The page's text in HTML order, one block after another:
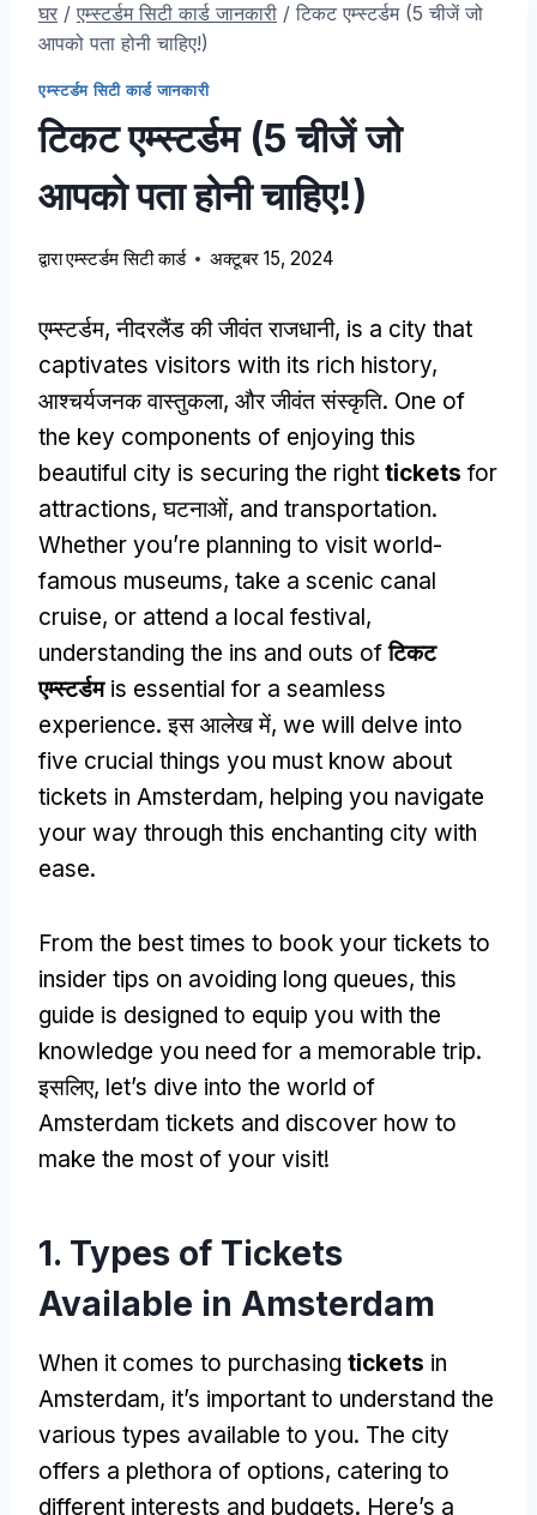
घर / एम्स्टर्डम सिटी कार्ड जानकारी / टिकट एम्स्टर्डम (5 चीजें जो
आपको पता होनी चाहिए!)
एम्स्टर्डम सिटी कार्ड जानकारी
टिकट एम्स्टर्डम (5 चीजें जो
आपको पता होनी चाहिए!)
द्वाराएम्स्टर्डम सिटी कार्ड अक्टूबर 15, 2024
एम्स्टर्डम, नीदरलैंड की जीवंत राजधानी, is a city that
captivates visitors with its rich history,
आश्चर्यजनक वास्तुकला, और जीवंत संस्कृति. One of
the key components of enjoying this
beautiful city is securing the right tickets for
attractions, घटनाओं, and transportation.
Whether you’re planning to visit world-
famous museums, take a scenic canal
cruise, or attend a local festival,
understanding the ins and outs of टिकट
एम्स्टर्डम is essential for a seamless
experience. इस आलेख में, we will delve into
five crucial things you must know about
tickets in Amsterdam, helping you navigate
your way through this enchanting city with
ease.
From the best times to book your tickets to
insider tips on avoiding long queues, this
guide is designed to equip you with the
knowledge you need for a memorable trip.
इसलिए, let’s dive into the world of
Amsterdam tickets and discover how to
make the most of your visit!
1. Types of Tickets
Available in Amsterdam
When it comes to purchasing tickets in
Amsterdam, it’s important to understand the
various types available to you. The city
offers a plethora of options, catering to
different interests and budgets. Here’s a